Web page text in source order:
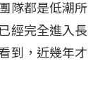
隊都是低潮所
經完全進入長
到，近幾年才